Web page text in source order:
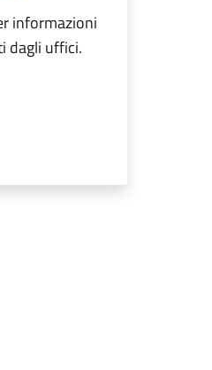
informazioni
dagli uffici.